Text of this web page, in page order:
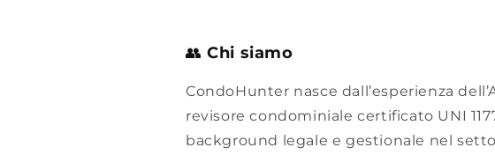
👥Chi siamo
CondoHunter nasce dall’esperienza
revisore condominiale certificato UNI
background legale e gestionale nel